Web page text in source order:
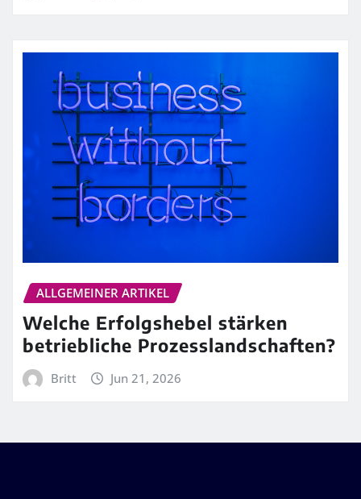
ALLGEMEINER ARTIKEL
Welche Erfolgshebel stärken
betriebliche Prozesslandschaften?
Britt Jun 21, 2026